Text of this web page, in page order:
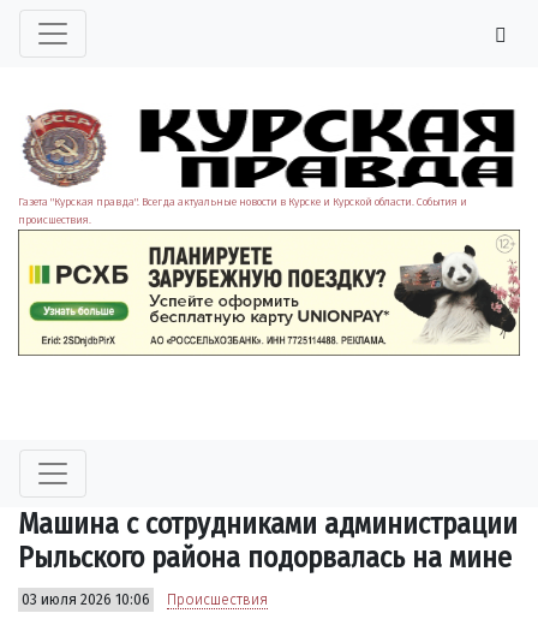
Газета "Курская правда". Всегда актуальные новости в Курске и Курской области. События и
происшествия.
️Машина с сотрудниками администрации
Рыльского района подорвалась на мине
03 июля 2026 10:06 Происшествия